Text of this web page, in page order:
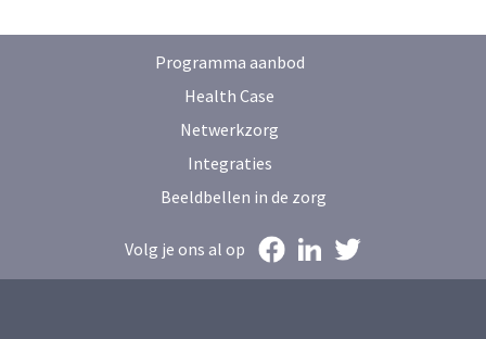
Programma aanbod
Health Case
Netwerkzorg
Integraties
Beeldbellen in de zorg
Volg je ons al op